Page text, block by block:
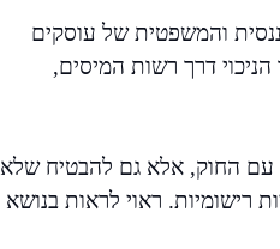
והמשפטית של עוסקים
דרך רשות המיסים,
עם החוק, אלא גם להבטיח שלא
רישומיות. ראוי לראות בנושא